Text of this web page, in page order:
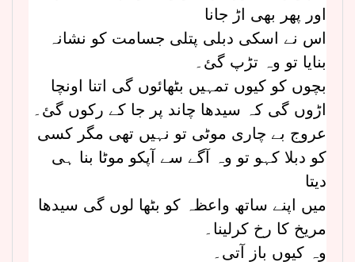
اور پھر بھی اڑ جانا
اس نے اسکی دبلی پتلی جسامت کو نشانہ
بنایا تو وہ تڑپ گئ۔
بچوں کو کیوں تمہیں بٹھائوں گی اتنا اونچا
اڑوں گی کہ سیدھا چاند پر جا کے رکوں گئ۔
عروج بے چاری موٹی تو نہیں تھی مگر کسی
کو دبلا کہو تو وہ آگے سے آپکو موٹا بنا ہی
دیتا
میں اپنے ساتھ واعظہ کو بٹھا لوں گی سیدھا
مریخ کا رخ کرلینا۔
وہ کیوں باز آتی۔